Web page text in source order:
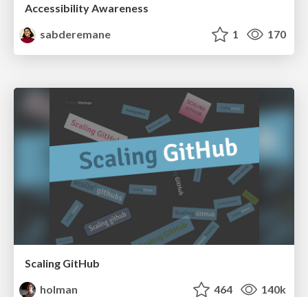
Accessibility Awareness
sabderemane
1 170
Scaling GitHub
holman
464 140k